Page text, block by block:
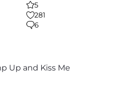
5
281
6
Up and Kiss Me